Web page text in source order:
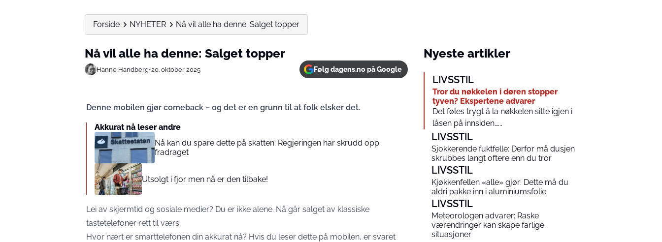
Forside NYHETER Nå vil alle ha denne: Salget topper
Nå vil alle ha denne: Salget topper
Hanne Handberg•20. oktober 2025 Følg dagens.no på Google
Denne mobilen gjør comeback – og det er en grunn til at folk elsker det.
Akkurat nå leser andre
Nå kan du spare dette på skatten: Regjeringen har skrudd opp
fradraget
Utsolgt i fjor men nå er den tilbake!
Lei av skjermtid og sosiale medier? Du er ikke alene. Nå går salget av klassiske
tastetelefoner rett til værs.
Hvor nært er smarttelefonen din akkurat nå? Hvis du leser dette på mobilen, er svaret
Nyeste artikler
LIVSSTIL
Tror du nøkkelen i døren stopper
tyven? Ekspertene advarer
Det føles trygt å la nøkkelen sitte igjen i
låsen på innsiden…...
LIVSSTIL
Sjokkerende fuktfelle: Derfor må dusjen
skrubbes langt oftere enn du tror
LIVSSTIL
Kjøkkenfellen «alle» gjør: Dette må du
aldri pakke inn i aluminiumsfolie
LIVSSTIL
Meteorologen advarer: Raske
værendringer kan skape farlige
situasjoner